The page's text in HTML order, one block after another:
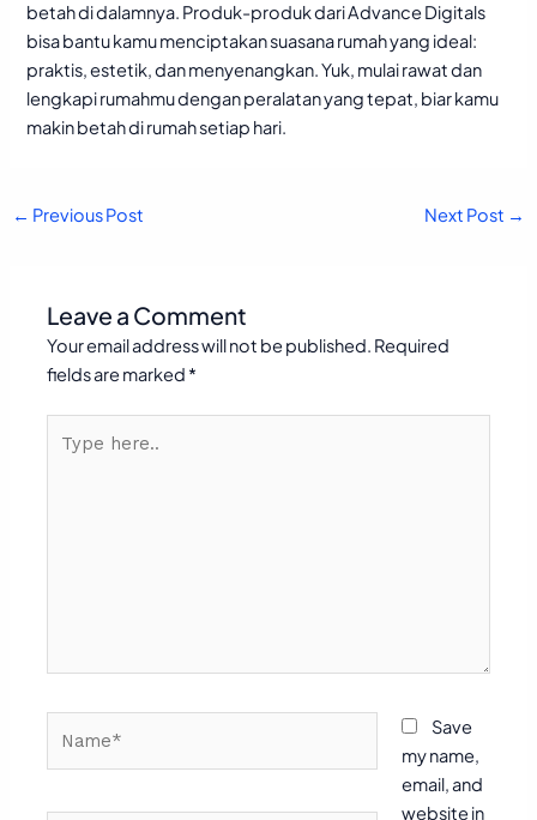
betah di dalamnya. Produk-produk dari Advance Digitals
bisa bantu kamu menciptakan suasana rumah yang ideal:
praktis, estetik, dan menyenangkan. Yuk, mulai rawat dan
lengkapi rumahmu dengan peralatan yang tepat, biar kamu
makin betah di rumah setiap hari.
← Previous Post Next Post →
Leave a Comment
Your email address will not be published. Required
fields are marked *
here..
Save
my name,
email, and
website in